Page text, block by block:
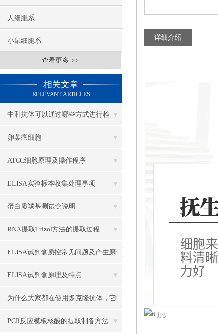
人细胞系
小鼠细胞系
查看更多 >>
相关文章
RELEVANT ARTICLES
中和抗体可以通过哪些方式进行检
测？
卵巢癌细胞
ATCC细胞原理及操作程序
ELISA实验标本收集处理事项
蛋白质羰基测试盒说明
RNA提取Trizol方法的提取过程
ELISA试剂盒质控常见问题及产生原
因分析
ELISA试剂盒原理及特点
为什么大家都在使用多克隆抗体，它
有什么优点？
PCR反应模板核酸的提取制备方法
详细介绍